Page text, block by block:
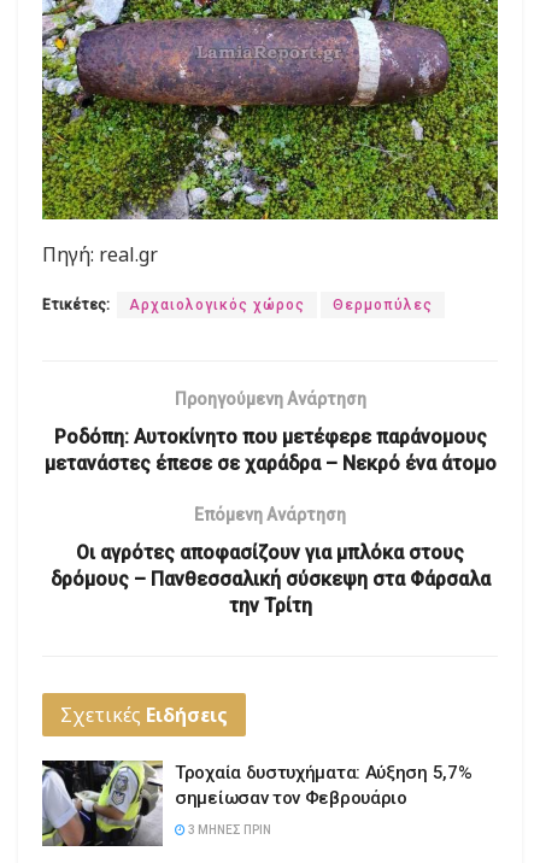
Πηγή: real.gr
Ετικέτες: Αρχαιολογικός χώρος Θερμοπύλες
Προηγούμενη Ανάρτηση
Ροδόπη: Αυτοκίνητο που μετέφερε παράνομους
μετανάστες έπεσε σε χαράδρα – Νεκρό ένα άτομο
Επόμενη Ανάρτηση
Οι αγρότες αποφασίζουν για μπλόκα στους
δρόμους – Πανθεσσαλική σύσκεψη στα Φάρσαλα
την Τρίτη
Σχετικές Ειδήσεις
Τροχαία δυστυχήματα: Αύξηση 5,7%
σημείωσαν τον Φεβρουάριο
3 ΜΉΝΕΣ ΠΡΙΝ